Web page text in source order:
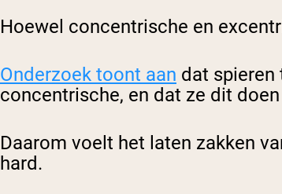
Hoewel concentrische en
Onderzoek toont aan dat spieren
concentrische, en dat ze dit
Daarom voelt het laten zakken
hard.